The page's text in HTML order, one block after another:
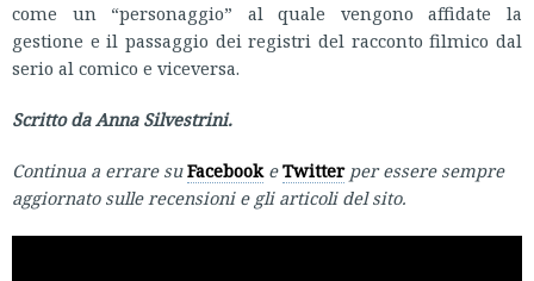
come un “personaggio” al quale vengono affidate la
gestione e il passaggio dei registri del racconto filmico dal
serio al comico e viceversa.
Scritto da Anna Silvestrini.
Continua a errare suFacebookeTwitter per essere sempre
aggiornato sulle recensioni e gli articoli del sito.